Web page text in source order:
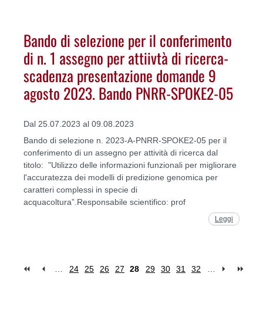
Bando di selezione per il conferimento
di n. 1 assegno per attiivtà di ricerca-
scadenza presentazione domande 9
agosto 2023. Bando PNRR-SPOKE2-05
Dal 25.07.2023 al 09.08.2023
Bando di selezione n. 2023-A-PNRR-SPOKE2-05 per il
conferimento di un assegno per attività di ricerca dal
titolo: "Utilizzo delle informazioni funzionali per migliorare
l'accuratezza dei modelli di predizione genomica per
caratteri complessi in specie di
acquacoltura”.Responsabile scientifico: prof
Leggi
… 24 25 26 27 28 29 30 31 32 …